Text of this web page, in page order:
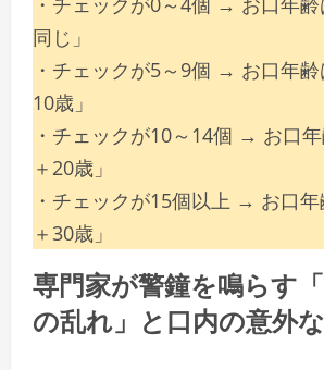
同じ」
・チェックが5～9個 → お口年齢
10歳」
・チェックが10～14個 → お口
＋20歳」
・チェックが15個以上 → お口
＋30歳」
専門家が警鐘を鳴らす
の乱れ」と口内の意外